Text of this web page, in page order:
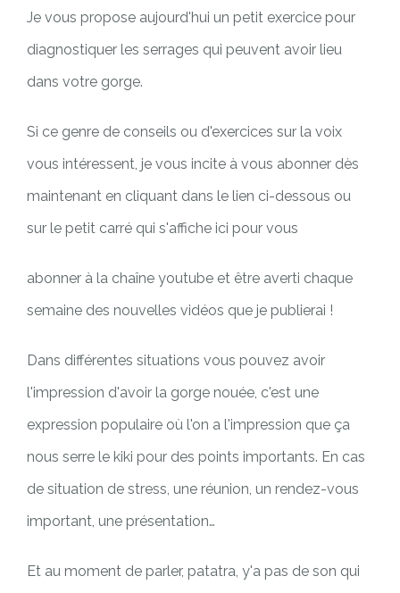
Je vous propose aujourd'hui un petit exercice pour
diagnostiquer les serrages qui peuvent avoir lieu
dans votre gorge.
Si ce genre de conseils ou d'exercices sur la voix
vous intéressent, je vous incite à vous abonner dès
maintenant en cliquant dans le lien ci-dessous ou
sur le petit carré qui s'affiche ici pour vous
abonner à la chaîne youtube et être averti chaque
semaine des nouvelles vidéos que je publierai !
Dans différentes situations vous pouvez avoir
l'impression d'avoir la gorge nouée, c'est une
expression populaire où l'on a l'impression que ça
nous serre le kiki pour des points importants. En cas
de situation de stress, une réunion, un rendez-vous
important, une présentation…
Et au moment de parler, patatra, y'a pas de son qui